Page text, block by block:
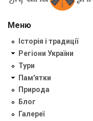
Меню
Історія і традиції
Регіони України
Тури
Пам'ятки
Природа
Блог
Галереї